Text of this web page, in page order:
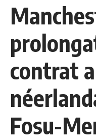
contrat
Fosu-